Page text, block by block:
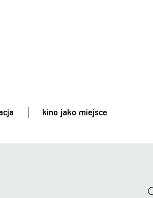
kino jako miejsce